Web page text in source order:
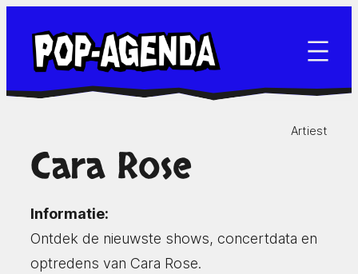
naar
inhoud
Artiest
Cara Rose
Informatie:
Ontdek de nieuwste shows, concertdata en
optredens van Cara Rose.